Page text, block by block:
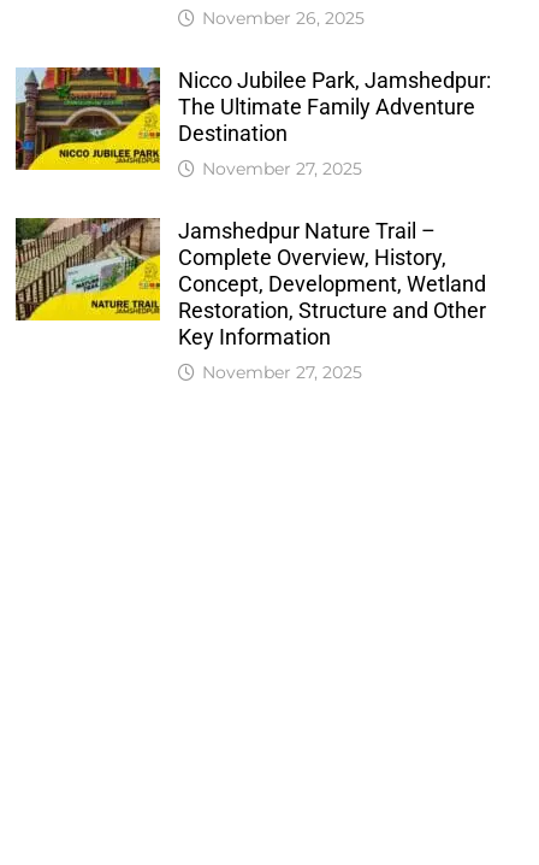
November 26, 2025
Nicco Jubilee Park, Jamshedpur:
The Ultimate Family Adventure
Destination
November 27, 2025
Jamshedpur Nature Trail –
Complete Overview, History,
Concept, Development, Wetland
Restoration, Structure and Other
Key Information
November 27, 2025